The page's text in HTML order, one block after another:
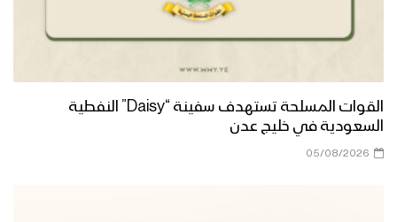
جبهتي الظهرة والأجاشر بمناسبة ذكرى
عاشوراء – 1445هـ
القوات المسلحة تستهدف سفينة “Daisy” النفطية
السعودية في خليج عدن
05/08/2026